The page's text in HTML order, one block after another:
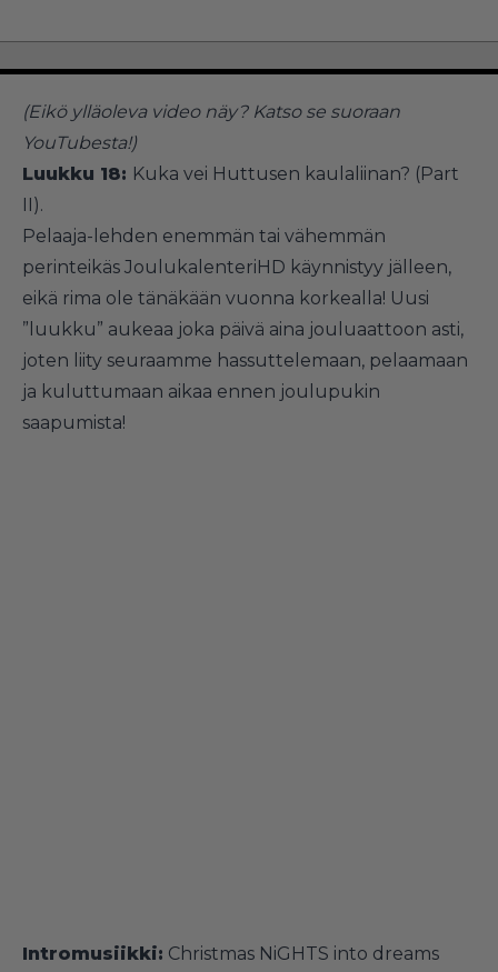
(Eikö ylläoleva video näy? Katso se suoraan
YouTubesta!)
Luukku 18: Kuka vei Huttusen kaulaliinan? (Part
II).
Pelaaja-lehden enemmän tai vähemmän
perinteikäs JoulukalenteriHD käynnistyy jälleen,
eikä rima ole tänäkään vuonna korkealla! Uusi
”luukku” aukeaa joka päivä aina jouluaattoon asti,
joten liity seuraamme hassuttelemaan, pelaamaan
ja kuluttumaan aikaa ennen joulupukin
saapumista!
Intromusiikki: Christmas NiGHTS into dreams